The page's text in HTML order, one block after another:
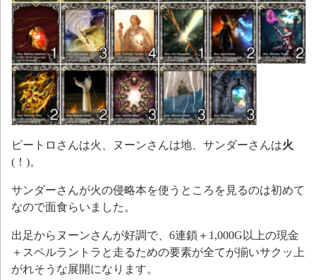
ピートロさんは火、ヌーンさんは地、サンダーさんは火
(！)。
サンダーさんが火の侵略本を使うところを見るのは初めて
なので面食らいました。
出足からヌーンさんが好調で、6連鎖＋1,000G以上の現金
＋スペルラントラと走るための要素が全てが揃いサクッ上
がれそうな展開になります。